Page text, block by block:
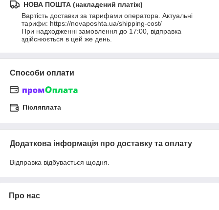
НОВА ПОШТА (накладений платіж)
Вартість доставки за тарифами оператора. Актуальні
тарифи: https://novaposhta.ua/shipping-cost/
При надходженні замовлення до 17:00, відправка
здійснюється в цей же день.
Способи оплати
Післяплата
Додаткова інформація про доставку та оплату
Відправка відбувається щодня.
Про нас